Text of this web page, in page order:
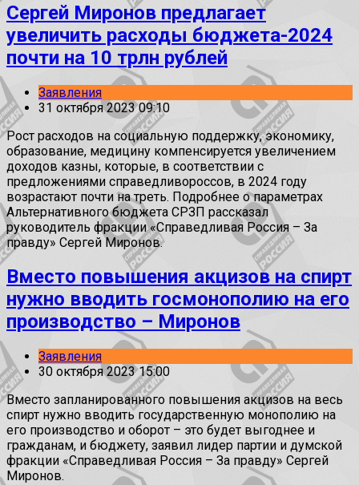
Сергей Миронов предлагает
увеличить расходы бюджета-2024
почти на 10 трлн рублей
Заявления
31 октября 2023 09:10
Рост расходов на социальную поддержку, экономику,
образование, медицину компенсируется увеличением
доходов казны, которые, в соответствии с
предложениями справедливороссов, в 2024 году
возрастают почти на треть. Подробнее о параметрах
Альтернативного бюджета СРЗП рассказал
руководитель фракции «Справедливая Россия – За
правду» Сергей Миронов.
Вместо повышения акцизов на спирт
нужно вводить госмонополию на его
производство – Миронов
Заявления
30 октября 2023 15:00
Вместо запланированного повышения акцизов на весь
спирт нужно вводить государственную монополию на
его производство и оборот – это будет выгоднее и
гражданам, и бюджету, заявил лидер партии и думской
фракции «Справедливая Россия – За правду» Сергей
Миронов.